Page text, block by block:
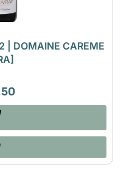
| DOMAINE CAREME